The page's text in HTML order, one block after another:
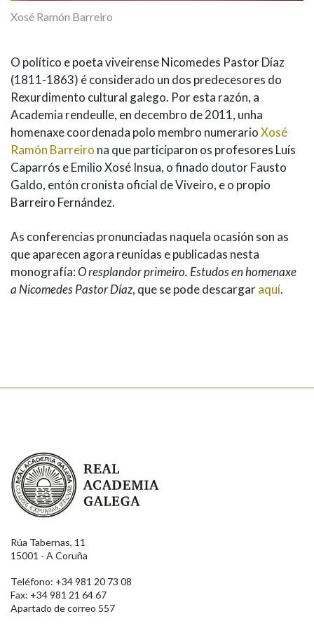
Xosé Ramón Barreiro
O político e poeta viveirense Nicomedes Pastor Díaz
(1811-1863) é considerado un dos predecesores do
Rexurdimento cultural galego. Por esta razón, a
Academia rendeulle, en decembro de 2011, unha
homenaxe coordenada polo membro numerarioXosé
Ramón Barreiro na que participaron os profesores Luís
Caparrós e Emilio Xosé Insua, o finado doutor Fausto
Galdo, entón cronista oficial de Viveiro, e o propio
Barreiro Fernández.
As conferencias pronunciadas naquela ocasión son as
que aparecen agora reunidas e publicadas nesta
monografía:O resplandor primeiro. Estudos en homenaxe
a Nicomedes Pastor Díaz, que se pode descargaraquí.
Real Academia Galega
Rúa Tabernas, 11
15001 - A Coruña
Teléfono: +34 981 20 73 08
Fax: +34 981 21 64 67
Apartado de correo 557